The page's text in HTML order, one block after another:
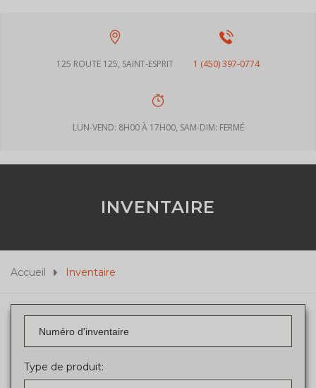
125 ROUTE 125, SAINT-ESPRIT 1 (450) 397-0774
LUN-VEND: 8H00 À 17H00, SAM-DIM: FERMÉ
INVENTAIRE
Accueil Inventaire
Type de produit: